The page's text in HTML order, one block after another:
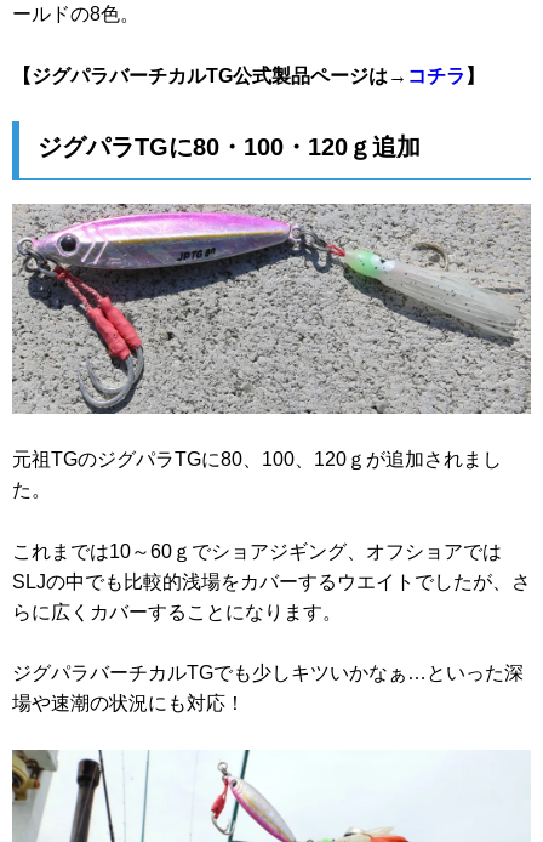
ールドの8色。
【ジグパラバーチカルTG公式製品ページは→ コチラ 】
ジグパラTGに80・100・120ｇ追加
元祖TGのジグパラTGに80、100、120ｇが追加されまし
た。
これまでは10～60ｇでショアジギング、オフショアでは
SLJの中でも比較的浅場をカバーするウエイトでしたが、さ
らに広くカバーすることになります。
ジグパラバーチカルTGでも少しキツいかなぁ…といった深
場や速潮の状況にも対応！